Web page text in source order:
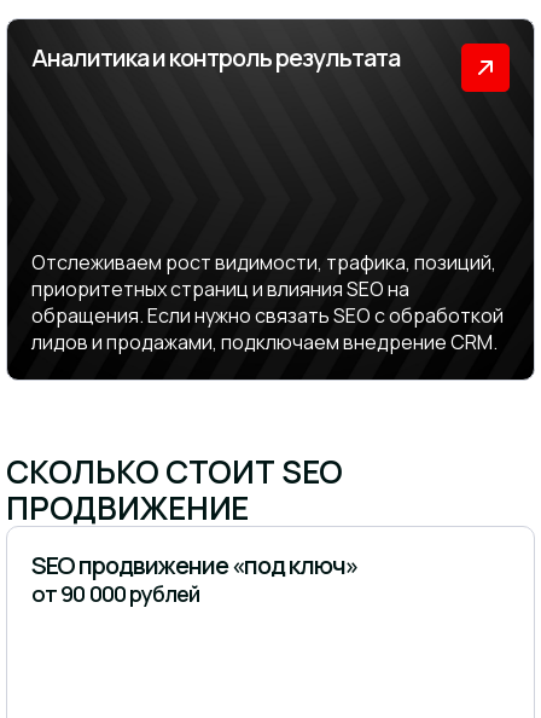
Аналитика и контроль результата
Отслеживаем рост видимости, трафика, позиций,
приоритетных страниц и влияния SEO на
обращения. Если нужно связать SEO с обработкой
лидов и продажами, подключаем внедрение CRM.
СКОЛЬКО СТОИТ SEO
ПРОДВИЖЕНИЕ
SEO продвижение «под ключ»
от 90 000 рублей